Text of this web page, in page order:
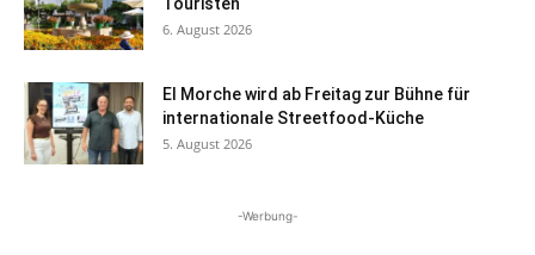
6. August 2026
El Morche wird ab Freitag zur Bühne für
internationale Streetfood-Küche
5. August 2026
-Werbung-